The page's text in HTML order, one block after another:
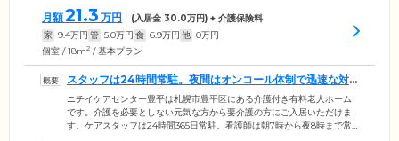
月額21.3 万円 (入居金 30.0万円) + 介護保険料
家 9.4万円 管 5.0万円 食 6.9万円 他 0万円
個室 / 18m2 / 基本プラン
スタッフは24時間常駐。夜間はオンコール体制で迅速な対
応が可能です
ニチイケアセンター豊平は札幌市豊平区にある介護付き有料老人ホーム
です。介護を必要としない元気な方から要介護の方にご入居いただけま
す。ケアスタッフは24時間365日常駐。看護師は朝7時から夜8時まで常